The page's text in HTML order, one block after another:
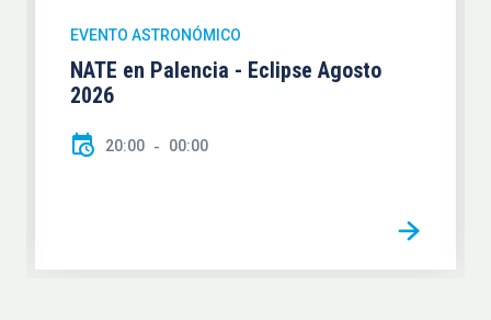
EVENTO ASTRONÓMICO
NATE en Palencia - Eclipse Agosto
2026
20:00 00:00